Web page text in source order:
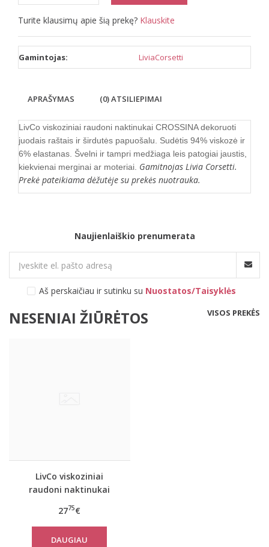
Turite klausimų apie šią prekę? Klauskite
Gamintojas: LiviaCorsetti
APRAŠYMAS (0) ATSILIEPIMAI
LivCo viskoziniai raudoni naktinukai CROSSINA dekoruoti
juodais raštais ir širdutės papuošalu. Sudėtis 94% viskozė ir
6% elastanas. Švelni ir tampri medžiaga leis patogiai jaustis,
kiekvienai merginai ar moteriai. Gamitnojas Livia Corsetti.
Prekė pateikiama dėžutėje su prekės nuotrauka.
Naujienlaiškio prenumerata
Aš perskaičiau ir sutinku su Nuostatos/Taisyklės
NESENIAI ŽIŪRĖTOS VISOS PREKĖS
LivCo viskoziniai
raudoni naktinukai
2775€
DAUGIAU